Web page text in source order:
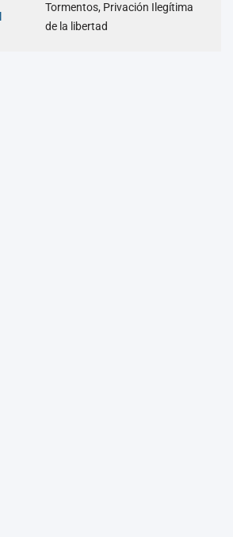
Tormentos, Privación Ilegítima
de la libertad